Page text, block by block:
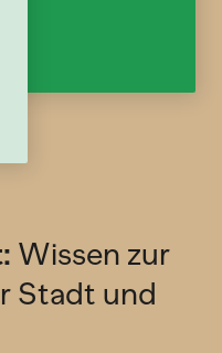
Wissen zur
Stadt und